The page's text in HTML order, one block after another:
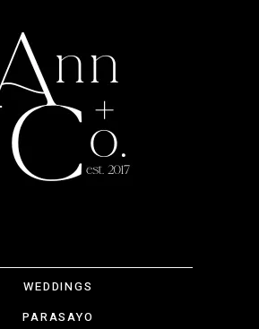
WEDDINGS
PARASAYO